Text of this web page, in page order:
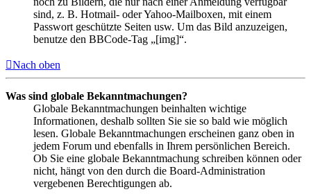
sind, z. B. Hotmail- oder Yahoo-Mailboxen, mit einem
Passwort geschützte Seiten usw. Um das Bild anzuzeigen,
benutze den BBCode-Tag „[img]“.
Nach oben
Was sind globale Bekanntmachungen?
Globale Bekanntmachungen beinhalten wichtige
Informationen, deshalb sollten Sie sie so bald wie möglich
lesen. Globale Bekanntmachungen erscheinen ganz oben in
jedem Forum und ebenfalls in Ihrem persönlichen Bereich.
Ob Sie eine globale Bekanntmachung schreiben können oder
nicht, hängt von den durch die Board-Administration
vergebenen Berechtigungen ab.